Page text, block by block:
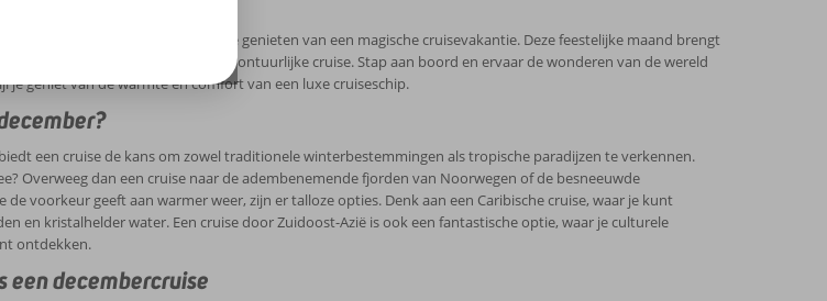
aan de winterkou en te genieten van een magische cruisevakantie. Deze feestelijke maand brengt
ideaal voor een ontspannende en avontuurlijke cruise. Stap aan boord en ervaar de wonderen van de wereld
je geniet van de warmte en comfort van een luxe cruiseschip.
een cruise de kans om zowel traditionele winterbestemmingen als tropische paradijzen te verkennen.
Overweeg dan een cruise naar de adembenemende fjorden van Noorwegen of de besneeuwde
de voorkeur geeft aan warmer weer, zijn er talloze opties. Denk aan een Caribische cruise, waar je kunt
en kristalhelder water. Een cruise door Zuidoost-Azië is ook een fantastische optie, waar je culturele
ontdekken.
een decembercruise